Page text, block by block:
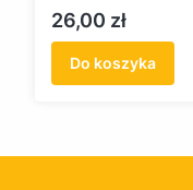
Cena
26,00 zł
Do koszyka